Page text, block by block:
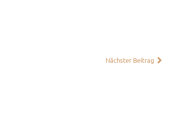
Nächster Beitrag